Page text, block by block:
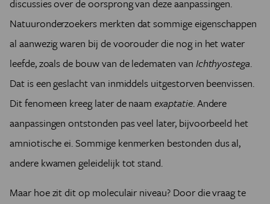
discussies over de oorsprong van deze aanpassingen.
Natuuronderzoekers merkten dat sommige eigenschappen
al aanwezig waren bij de voorouder die nog in het water
leefde, zoals de bouw van de ledematen van Ichthyostega.
Dat is een geslacht van inmiddels uitgestorven beenvissen.
Dit fenomeen kreeg later de naamexaptatie. Andere
aanpassingen ontstonden pas veel later, bijvoorbeeld het
amniotische ei. Sommige kenmerken bestonden dus al,
andere kwamen geleidelijk tot stand.
Maar hoe zit dit op moleculair niveau? Door die vraag te